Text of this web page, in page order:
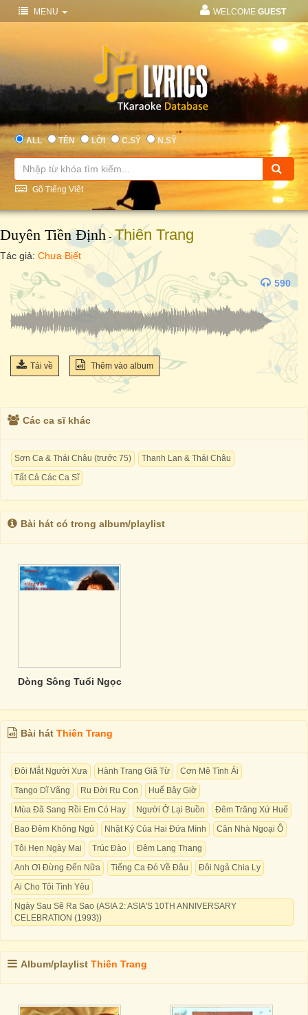
MENU WELCOME GUEST
ALL TÊN LỜI C.SỸ N.SỸ
Gõ Tiếng Việt
Duyên Tiền Định -Thiên Trang
Tác giả: Chưa Biết
590
Tải về Thêm vào album
Các ca sĩ khác
Sơn Ca & Thái Châu (trước 75)
Thanh Lan & Thái Châu
Tất Cả Các Ca Sĩ
Bài hát có trong album/playlist
Dòng Sông Tuổi Ngọc
Bài hát Thiên Trang
Đôi Mắt Người Xưa Hành Trang Giã Từ
Cơn Mê Tình Ái
Tango Dĩ Vãng
Ru Đời Ru Con
Huế Bây Giờ
Mùa Đã Sang Rồi Em Có Hay
Người Ở Lại Buồn
Đêm Trăng Xứ Huế
Bao Đêm Không Ngủ
Nhật Ký Của Hai Đứa Mình
Căn Nhà Ngoại Ô
Tôi Hẹn Ngày Mai
Trúc Đào
Đêm Lang Thang
Anh Ơi Đừng Đến Nữa
Tiếng Ca Đó Về Đâu
Đôi Ngả Chia Ly
Ai Cho Tôi Tình Yêu
Ngày Sau Sẽ Ra Sao (ASIA 2: ASIA'S 10TH ANNIVERSARY
CELEBRATION (1993))
Album/playlist Thiên Trang